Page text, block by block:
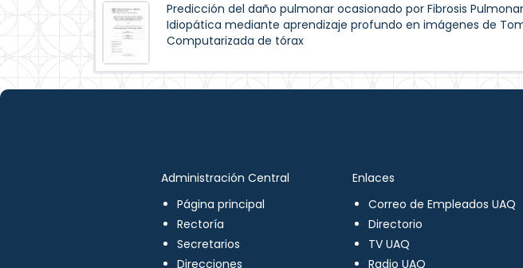
Predicción del daño pulmonar ocasionado por Fibrosis Pulmonar
Idiopática mediante aprendizaje profundo en imágenes de
Computarizada de tórax
Administración Central
Página principal
Rectoría
Secretarios
Direcciones
Enlaces
Correo de Empleados UAQ
Directorio
TV UAQ
Radio UAQ